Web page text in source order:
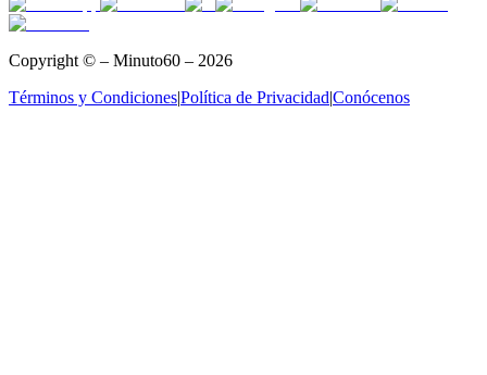
Copyright © – Minuto60 – 2026
Términos y Condiciones|Política de Privacidad|Conócenos